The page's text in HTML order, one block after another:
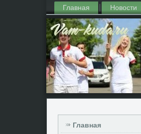
Главная Новости
Главная